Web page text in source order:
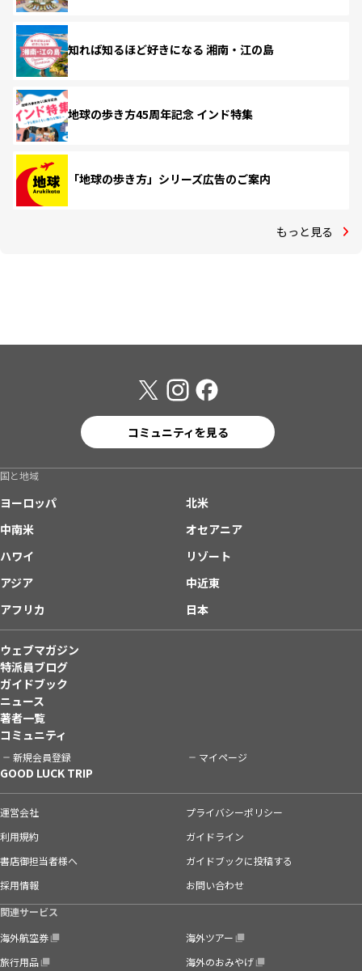
知れば知るほど好きになる 湘南・江の島
地球の歩き方45周年記念 インド特集
「地球の歩き方」シリーズ広告のご案内
もっと見る
コミュニティを見る
国と地域
ヨーロッパ
北米
中南米
オセアニア
ハワイ
リゾート
アジア
中近東
アフリカ
日本
ウェブマガジン
特派員ブログ
ガイドブック
ニュース
著者一覧
コミュニティ
新規会員登録 マイページ
GOOD LUCK TRIP
運営会社
プライバシーポリシー
利用規約
ガイドライン
書店御担当者様へ
ガイドブックに投稿する
採用情報
お問い合わせ
関連サービス
海外航空券
海外ツアー
旅行用品
海外のおみやげ